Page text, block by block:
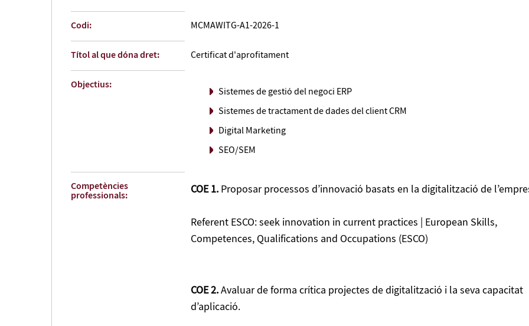
Codi: MCMAWITG-A1-2026-1
Títol al que dóna dret: Certificat d'aprofitament
Objectius:
Sistemes de gestió del negoci ERP
Sistemes de tractament de dades del client CRM
Digital Marketing
SEO/SEM
Competències
professionals: COE 1.Proposar processos d’innovació basats en la digitalització de
Referent ESCO: seek innovation in current practices | European Skills,
Competences, Qualifications and Occupations (ESCO)
COE 2.Avaluar de forma crítica projectes de digitalització i la seva capacitat
d’aplicació.